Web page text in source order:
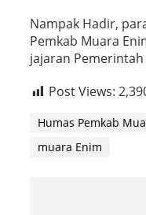
Nampak Hadir,
Pemkab Muara
jajaran
Post Views:
Humas Pemkab
muara Enim